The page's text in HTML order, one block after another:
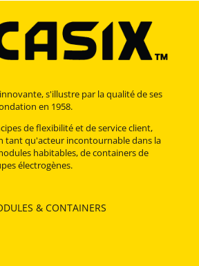
s'illustre par la qualité de ses
en 1958.
de flexibilité et de service client,
tant qu'acteur incontournable dans la
habitables, de containers de
électrogènes.
& CONTAINERS